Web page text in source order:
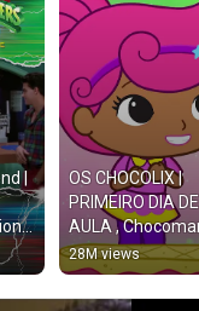
|
|
OS CHOCOLIX |
PRIMEIRO DIA DE
AULA ,
Chocolyne
burburinho
28M views